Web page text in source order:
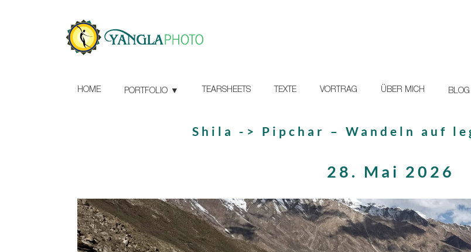
HOME PORTFOLIO TEARSHEETS TEXTE VORTRAG ÜBER MICH BLOG
Shila -> Pipchar – Wandeln auf
28. Mai 2026